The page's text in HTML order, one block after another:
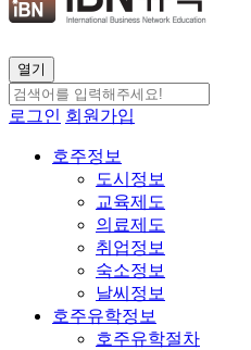
열기
로그인 회원가입
호주정보
도시정보
교육제도
의료제도
취업정보
숙소정보
날씨정보
호주유학정보
호주유학절차